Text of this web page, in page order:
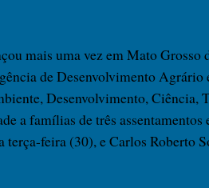
mais uma vez em Mato Grosso
de Desenvolvimento Agrário
Desenvolvimento, Ciência,
a famílias de três assentamentos
feira (30), e Carlos Roberto